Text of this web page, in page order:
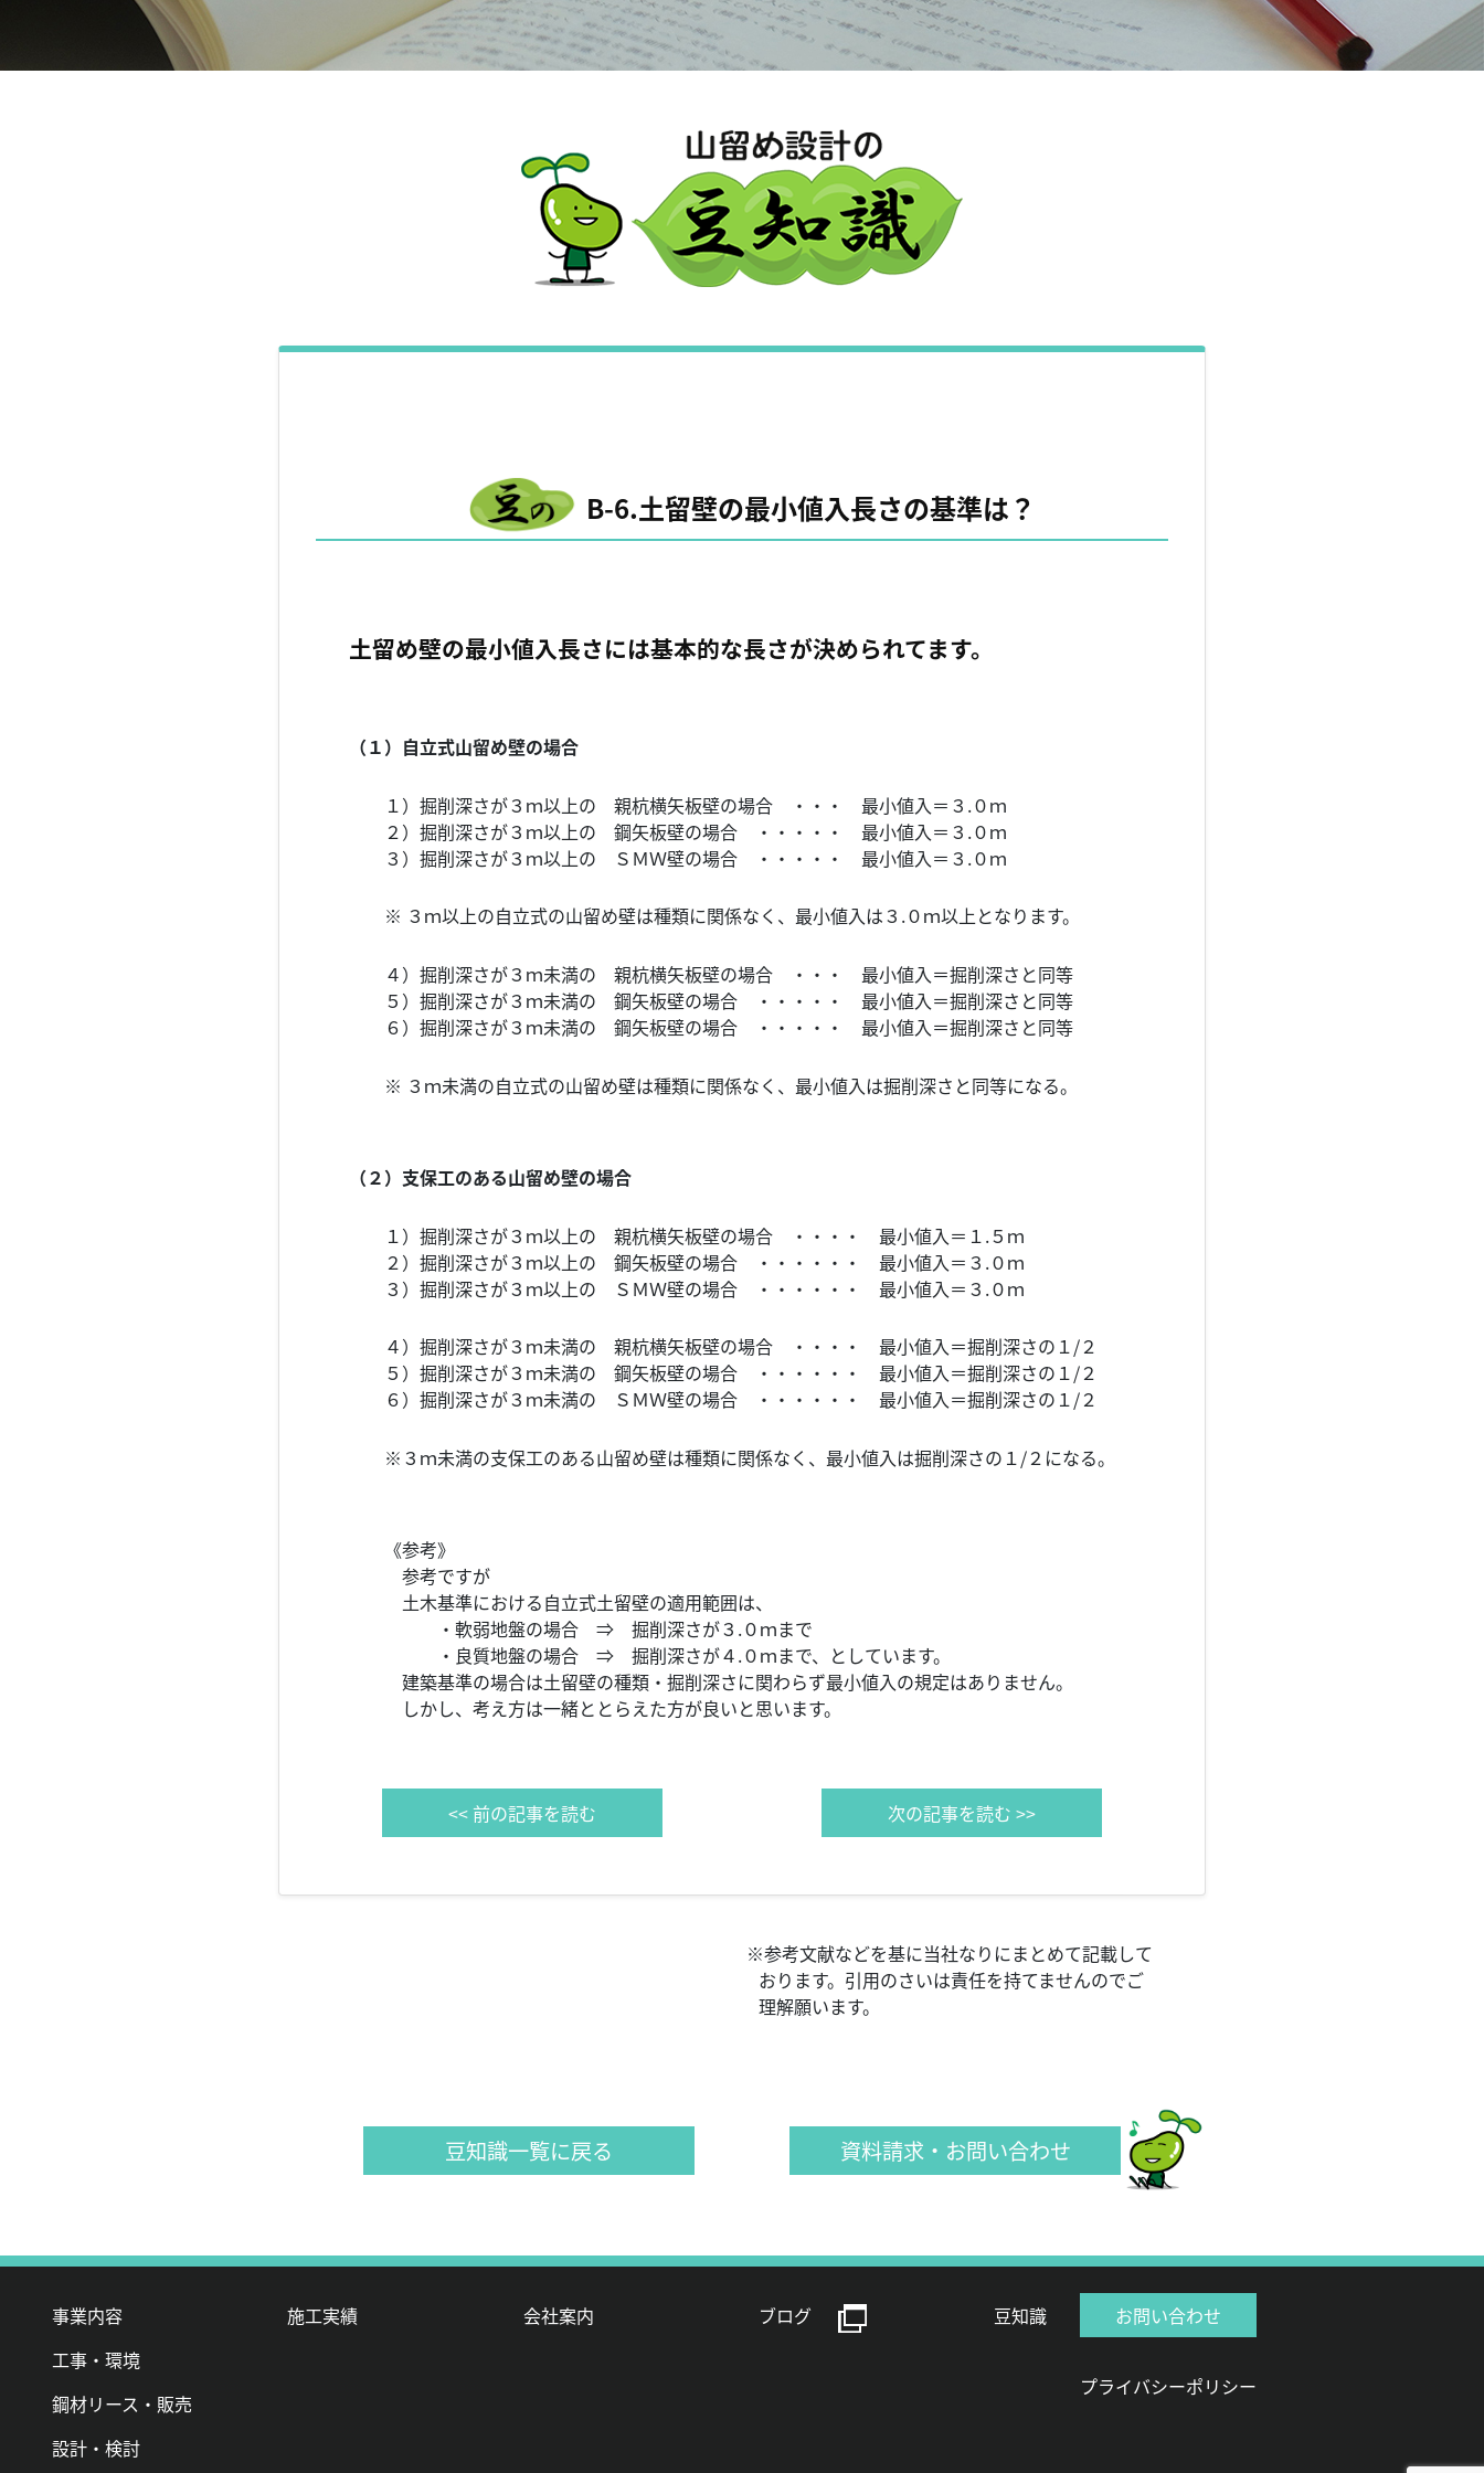
B-6.土留壁の最小値入長さの基準は？
土留め壁の最小値入長さには基本的な長さが決められてます。
（１）自立式山留め壁の場合
１）掘削深さが３ｍ以上の 親杭横矢板壁の場合 ・・・ 最小値入＝３.０ｍ
２）掘削深さが３ｍ以上の 鋼矢板壁の場合 ・・・・・ 最小値入＝３.０ｍ
３）掘削深さが３ｍ以上の ＳＭＷ壁の場合 ・・・・・ 最小値入＝３.０ｍ
※ ３ｍ以上の自立式の山留め壁は種類に関係なく、最小値入は３.０ｍ以上となります。
４）掘削深さが３ｍ未満の 親杭横矢板壁の場合 ・・・ 最小値入＝掘削深さと同等
５）掘削深さが３ｍ未満の 鋼矢板壁の場合 ・・・・・ 最小値入＝掘削深さと同等
６）掘削深さが３ｍ未満の 鋼矢板壁の場合 ・・・・・ 最小値入＝掘削深さと同等
※ ３ｍ未満の自立式の山留め壁は種類に関係なく、最小値入は掘削深さと同等になる。
（２）支保工のある山留め壁の場合
１）掘削深さが３ｍ以上の 親杭横矢板壁の場合 ・・・・ 最小値入＝１.５ｍ
２）掘削深さが３ｍ以上の 鋼矢板壁の場合 ・・・・・・ 最小値入＝３.０ｍ
３）掘削深さが３ｍ以上の ＳＭＷ壁の場合 ・・・・・・ 最小値入＝３.０ｍ
４）掘削深さが３ｍ未満の 親杭横矢板壁の場合 ・・・・ 最小値入＝掘削深さの１/２
５）掘削深さが３ｍ未満の 鋼矢板壁の場合 ・・・・・・ 最小値入＝掘削深さの１/２
６）掘削深さが３ｍ未満の ＳＭＷ壁の場合 ・・・・・・ 最小値入＝掘削深さの１/２
※３ｍ未満の支保工のある山留め壁は種類に関係なく、最小値入は掘削深さの１/２になる。
《参考》
参考ですが
土木基準における自立式土留壁の適用範囲は、
・軟弱地盤の場合 ⇒ 掘削深さが３.０ｍまで
・良質地盤の場合 ⇒ 掘削深さが４.０ｍまで、としています。
建築基準の場合は土留壁の種類・掘削深さに関わらず最小値入の規定はありません。
しかし、考え方は一緒ととらえた方が良いと思います。
<< 前の記事を読む 次の記事を読む >>
※参考文献などを基に当社なりにまとめて記載して
おります。引用のさいは責任を持てませんのでご
理解願います。
豆知識一覧に戻る 資料請求・お問い合わせ
事業内容
工事・環境
鋼材リース・販売
設計・検討
施工実績 会社案内 ブログ 豆知識 お問い合わせ
プライバシーポリシー